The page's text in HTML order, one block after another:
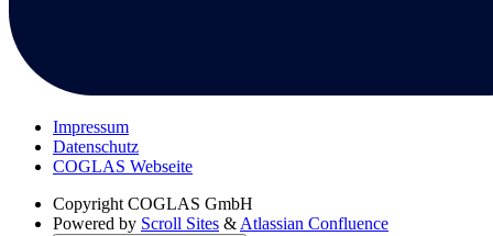
Impressum
Datenschutz
COGLAS Webseite
Copyright COGLAS GmbH
Powered by Scroll Sites & Atlassian Confluence